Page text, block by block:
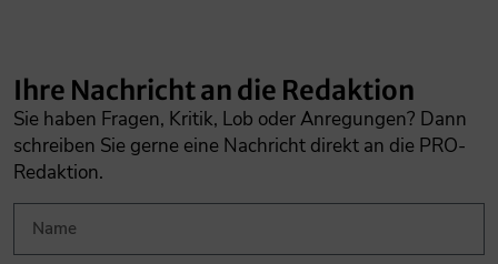
Ihre Nachricht an die Redaktion
Sie haben Fragen, Kritik, Lob oder Anregungen? Dann
schreiben Sie gerne eine Nachricht direkt an die PRO-
Redaktion.